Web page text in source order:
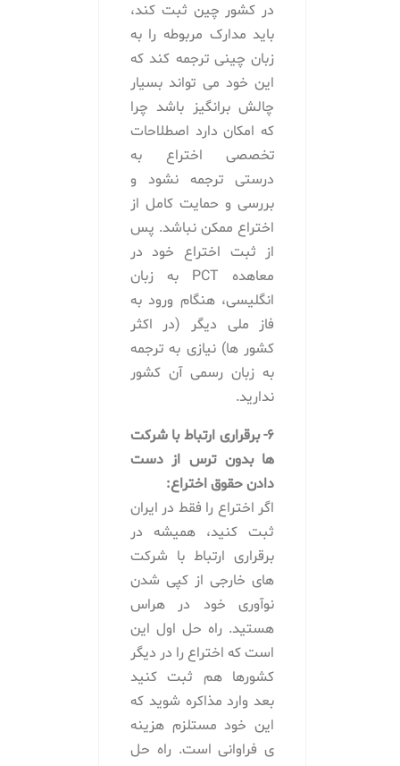
در کشور چین ثبت کند،
باید مدارک مربوطه را به
زبان چینی ترجمه کند که
این خود می تواند بسیار
چالش برانگیز باشد چرا
که امکان دارد اصطلاحات
تخصصی اختراع به
درستی ترجمه نشود و
بررسی و حمایت کامل از
اختراع ممکن نباشد. پس
از ثبت اختراع خود در
معاهده PCT به زبان
انگلیسی، هنگام ورود به
فاز ملی دیگر (در اکثر
کشور ها) نیازی به ترجمه
به زبان رسمی آن کشور
ندارید.
6- برقراری ارتباط با شرکت
ها بدون ترس از دست
دادن حقوق اختراع:
اگر اختراع را فقط در ایران
ثبت کنید، همیشه در
برقراری ارتباط با شرکت
های خارجی از کپی شدن
نوآوری خود در هراس
هستید. راه حل اول این
است که اختراع را در دیگر
کشورها هم ثبت کنید
بعد وارد مذاکره شوید که
این خود مستلزم هزینه
ی فراوانی است. راه حل